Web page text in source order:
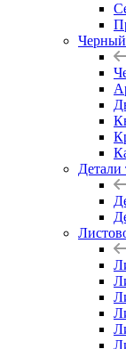
Черный
Детали